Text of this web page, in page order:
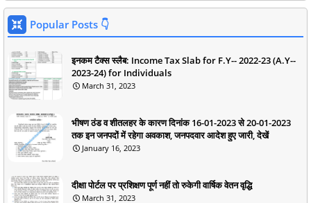
Popular Posts 👇
इनकम टैक्स स्लैब: Income Tax Slab for F.Y-- 2022-23 (A.Y--
2023-24) for Individuals
March 31, 2023
भीषण ठंड व शीतलहर के कारण दिनांक 16-01-2023 से 20-01-2023
तक इन जनपदों में रहेगा अवकाश, जनपदवार आदेश हुए जारी, देखें
January 16, 2023
दीक्षा पोर्टल पर प्रशिक्षण पूर्ण नहीं तो रुकेगी वार्षिक वेतन वृद्धि
March 31, 2023